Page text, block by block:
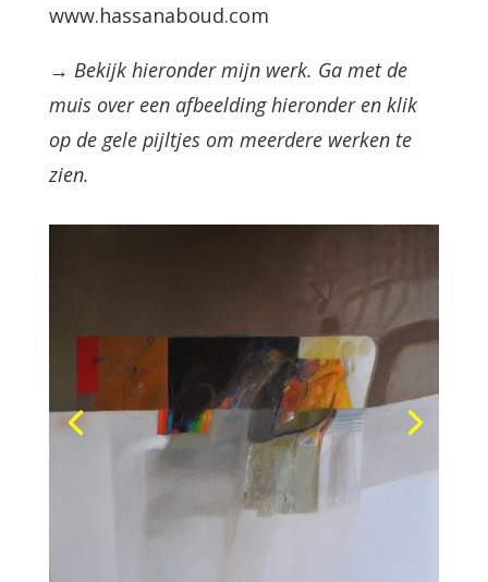
www.hassanaboud.com
→ Bekijk hieronder mijn werk. Ga met de
muis over een afbeelding hieronder en klik
op de gele pijltjes om meerdere werken te
zien.